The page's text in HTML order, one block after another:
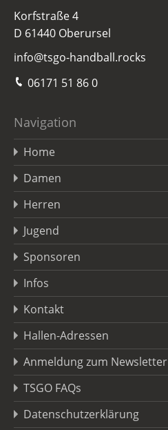
Korfstraße 4
D 61440 Oberursel
info@tsgo-handball.rocks
06171 51 86 0
Navigation
Home
Damen
Herren
Jugend
Sponsoren
Infos
Kontakt
Hallen-Adressen
Anmeldung zum Newsletter
TSGO FAQs
Datenschutzerklärung